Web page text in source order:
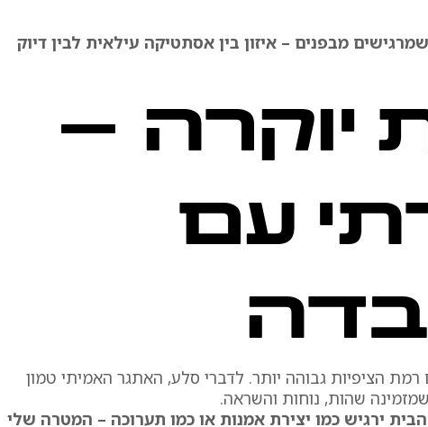
מבפנים – איזון בין אסתטיקה עילאית לבין דיוק
יוקרה –
עם
הציפיות גבוהה יותר. לדברי סלע, האתגר האמיתי טמון
שהות, נוחות והשראה.
ירגיש כמו יצירת אמנות או כמו תערוכה – המטרה שלי